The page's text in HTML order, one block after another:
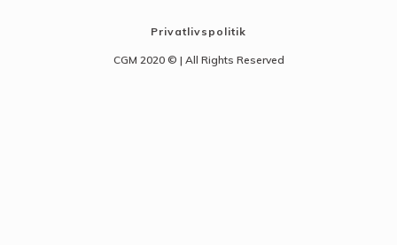
Privatlivspolitik
CGM 2020 ©​ | All Rights Reserved